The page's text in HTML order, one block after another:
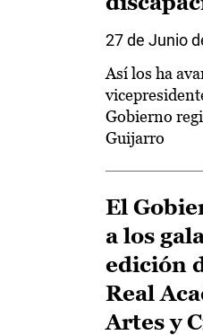
27 de Junio
Así los ha
Gobierno
Guijarro
El
a los
edición
Real
Artes y